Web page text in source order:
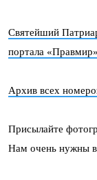
Святейший
портала
Архив всех
Присылайте
Нам очень нужны